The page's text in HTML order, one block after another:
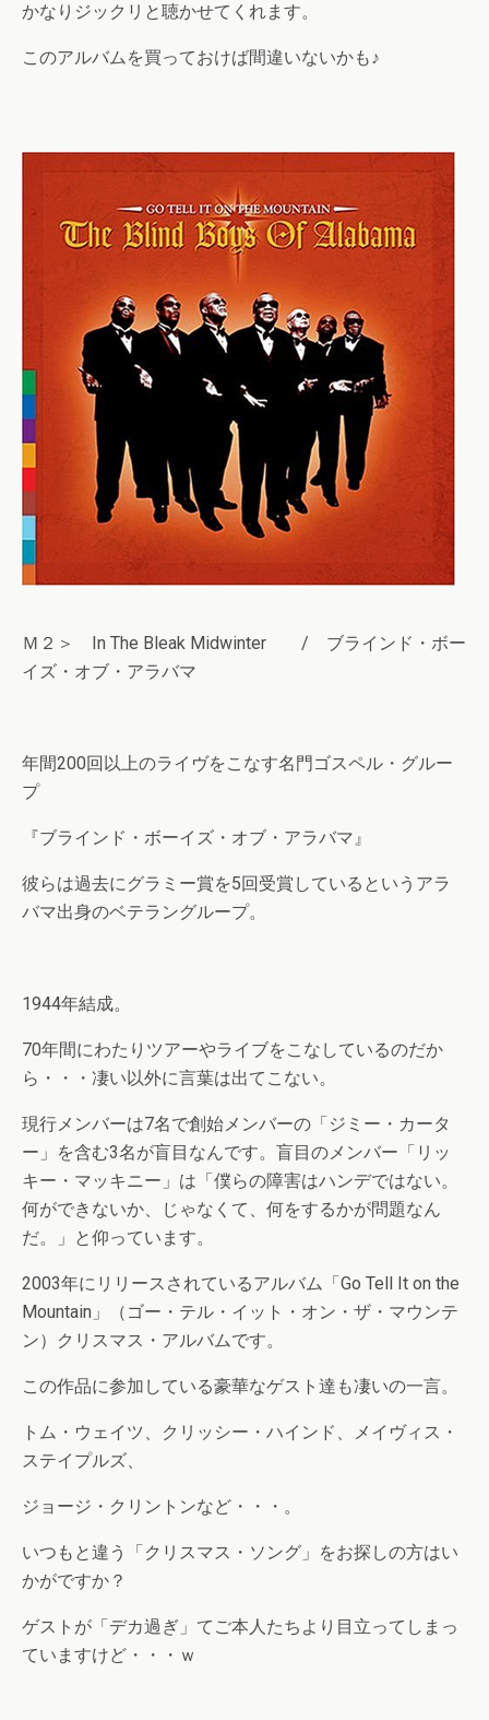
かなりジックリと聴かせてくれます。
このアルバムを買っておけば間違いないかも♪
Ｍ２＞ In The Bleak Midwinter / ブラインド・ボー
イズ・オブ・アラバマ
年間200回以上のライヴをこなす名門ゴスペル・グルー
プ
『ブラインド・ボーイズ・オブ・アラバマ』
彼らは過去にグラミー賞を5回受賞しているというアラ
バマ出身のベテラングループ。
1944年結成。
70年間にわたりツアーやライブをこなしているのだか
ら・・・凄い以外に言葉は出てこない。
現行メンバーは7名で創始メンバーの「ジミー・カータ
ー」を含む3名が盲目なんです。盲目のメンバー「リッ
キー・マッキニー」は「僕らの障害はハンデではない。
何ができないか、じゃなくて、何をするかが問題なん
だ。」と仰っています。
2003年にリリースされているアルバム「Go Tell It on the
Mountain」（ゴー・テル・イット・オン・ザ・マウンテ
ン）クリスマス・アルバムです。
この作品に参加している豪華なゲスト達も凄いの一言。
トム・ウェイツ、クリッシー・ハインド、メイヴィス・
ステイプルズ、
ジョージ・クリントンなど・・・。
いつもと違う「クリスマス・ソング」をお探しの方はい
かがですか？
ゲストが「デカ過ぎ」てご本人たちより目立ってしまっ
ていますけど・・・ｗ